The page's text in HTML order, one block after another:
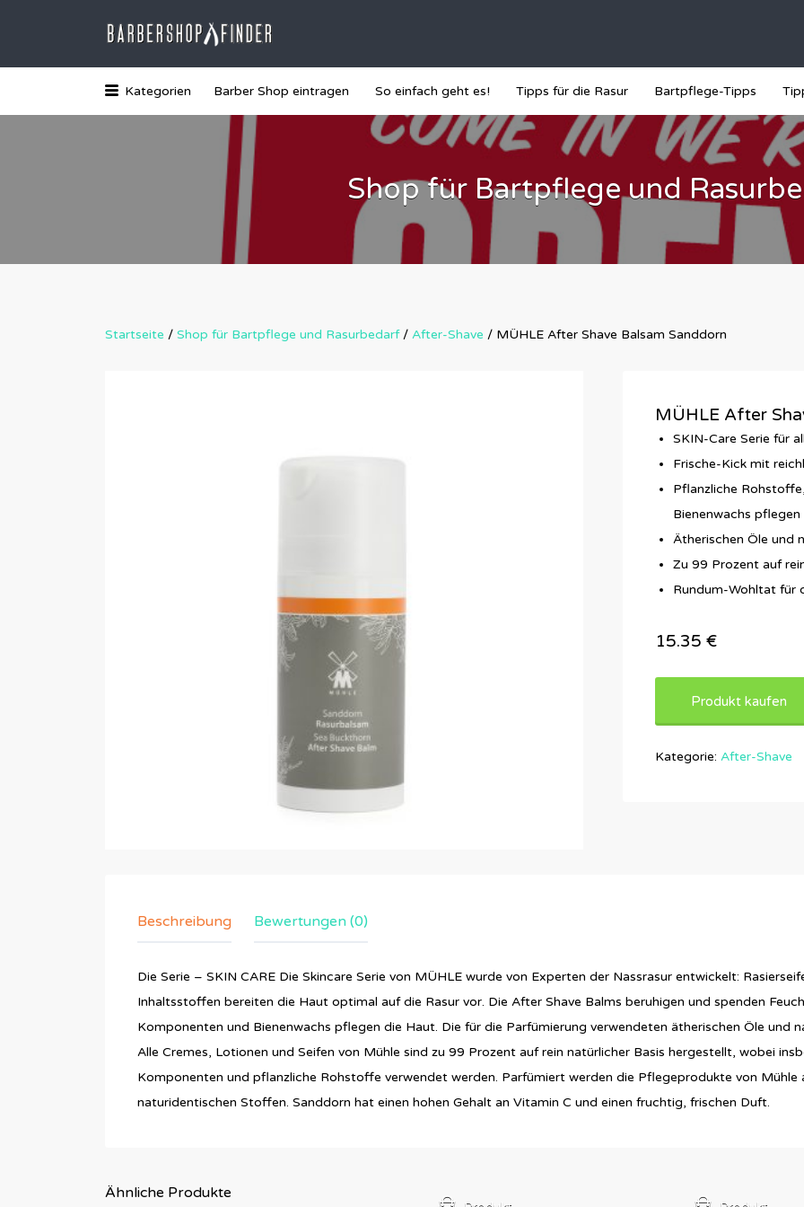
Das Barber-Shop Verzechnis
Suchen
nach:
Kategorien Barber Shop eintragen So einfach geht es! Tipps für die Rasur Bartpflege-Tipps
Shop für Bartpflege und
Startseite / Shop für Bartpflege und Rasurbedarf/ After-Shave / MÜHLE After Shave Balsam Sanddorn
MÜHLE After
SKIN-Care Serie für
Frische-Kick mit
Pflanzliche
Bienenwachs
Ätherischen Öle und
Zu 99 Prozent auf
Rundum-Wohltat für
15.35€
Produkt kaufen
Kategorie:After-Shave
Beschreibung Bewertungen (0)
Die Serie – SKIN CARE Die Skincare Serie von MÜHLE wurde von Experten der Nassrasur entwickelt:
Inhaltsstoffen bereiten die Haut optimal auf die Rasur vor. Die After Shave Balms beruhigen und spenden
Komponenten und Bienenwachs pflegen die Haut. Die für die Parfümierung verwendeten ätherischen Öle und
Alle Cremes, Lotionen und Seifen von Mühle sind zu 99 Prozent auf rein natürlicher Basis hergestellt, wobei
Komponenten und pflanzliche Rohstoffe verwendet werden. Parfümiert werden die Pflegeprodukte von Mühle
naturidentischen Stoffen. Sanddorn hat einen hohen Gehalt an Vitamin C und einen fruchtig, frischen Duft.
Ähnliche Produkte